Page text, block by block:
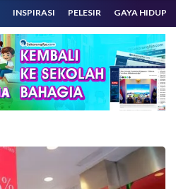
INSPIRASI PELESIR GAYA HIDUP
Wardhana saat meninjau program
di Mall Pondok Indah, Jakarta, Jumat
Kementerian Pariwisata)